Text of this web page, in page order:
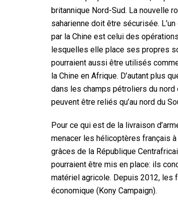
britannique Nord-Sud. La nouvelle
saharienne doit être sécurisée.
par la Chine est celui des
lesquelles elle place ses propres
pourraient aussi être utilisés
la Chine en Afrique. D’autant plus
dans les champs pétroliers du nord
peuvent être reliés qu’au nord du
Pour ce qui est de la livraison
menacer les hélicoptères français
grâces de la République
pourraient être mis en place: ils
matériel agricole. Depuis 2012, les
économique (Kony Campaign).